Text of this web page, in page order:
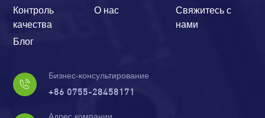
Контроль
качества
О нас
Свяжитесь с
нами
Блог
Бизнес-консультирование
+86 0755-28458171